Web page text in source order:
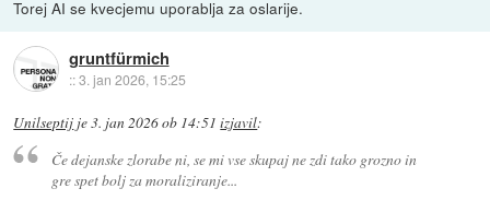
Torej AI se kvecjemu uporablja za oslarije.
gruntfürmich
::3. jan 2026, 15:25
Unilseptij je3. jan 2026 ob 14:51 izjavil:
Če dejanske zlorabe ni, se mi vse skupaj ne zdi tako grozno in
gre spet bolj za moraliziranje...